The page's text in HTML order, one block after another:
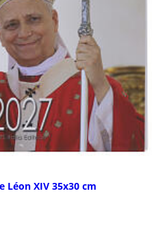
Léon XIV 35x30 cm